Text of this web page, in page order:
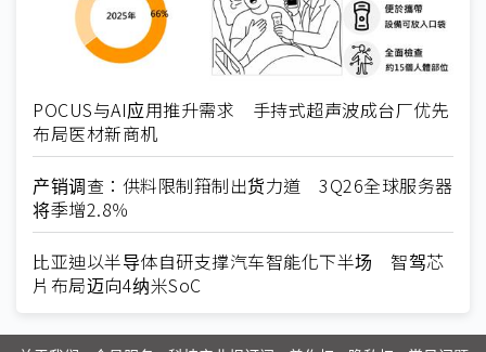
POCUS与AI应用推升需求 手持式超声波成台厂优先
布局医材新商机
产销调查：供料限制箝制出货力道 3Q26全球服务器
将季增2.8％
比亚迪以半导体自研支撑汽车智能化下半场 智驾芯
片布局迈向4纳米SoC